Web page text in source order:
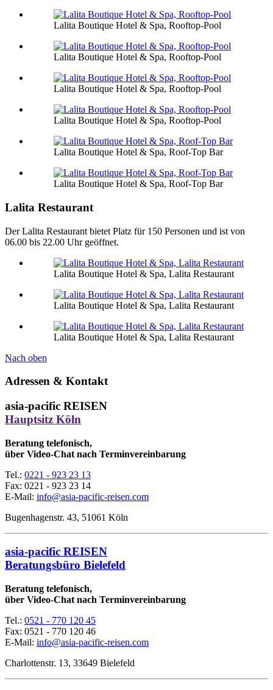
Lalita Boutique Hotel & Spa, Rooftop-Pool
Lalita Boutique Hotel & Spa, Rooftop-Pool
Lalita Boutique Hotel & Spa, Rooftop-Pool
Lalita Boutique Hotel & Spa, Rooftop-Pool
Lalita Boutique Hotel & Spa, Roof-Top Bar
Lalita Boutique Hotel & Spa, Roof-Top Bar
Lalita Restaurant
Der Lalita Restaurant bietet Platz für 150 Personen und ist von
06.00 bis 22.00 Uhr geöffnet.
Lalita Boutique Hotel & Spa, Lalita Restaurant
Lalita Boutique Hotel & Spa, Lalita Restaurant
Lalita Boutique Hotel & Spa, Lalita Restaurant
Nach oben
Adressen & Kontakt
asia-pacific REISEN
Hauptsitz Köln
Beratung telefonisch,
über Video-Chat nach Terminvereinbarung
Tel.: 0221 - 923 23 13
Fax: 0221 - 923 23 14
E-Mail: info@asia-pacific-reisen.com
Bugenhagenstr. 43, 51061 Köln
asia-pacific REISEN
Beratungsbüro Bielefeld
Beratung telefonisch,
über Video-Chat nach Terminvereinbarung
Tel.: 0521 - 770 120 45
Fax: 0521 - 770 120 46
E-Mail: info@asia-pacific-reisen.com
Charlottenstr. 13, 33649 Bielefeld